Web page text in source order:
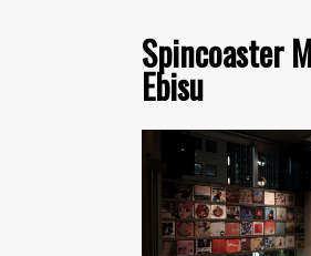
Spincoaster
Ebisu